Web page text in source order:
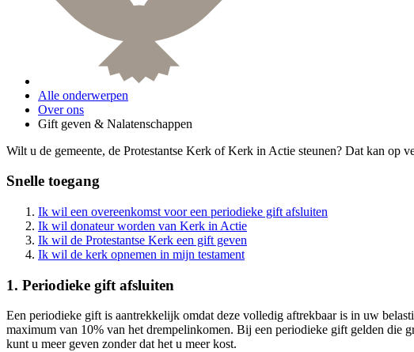
Alle onderwerpen
Over ons
Gift geven & Nalatenschappen
Wilt u de gemeente, de Protestantse Kerk of Kerk in Actie steunen? Dat kan op
Snelle toegang
Ik wil een overeenkomst voor een periodieke gift afsluiten
Ik wil donateur worden van Kerk in Actie
Ik wil de Protestantse Kerk een gift geven
Ik wil de kerk opnemen in mijn testament
1. Periodieke gift afsluiten
Een periodieke gift is aantrekkelijk omdat deze volledig aftrekbaar is in uw
maximum van 10% van het drempelinkomen. Bij een periodieke gift gelden die
kunt u meer geven zonder dat het u meer kost.